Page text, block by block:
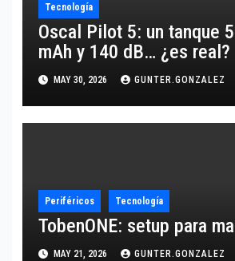
Tecnología
Oscal Pilot 5: un tanque
mAh y 140 dB… ¿es real?
MAY 30, 2026 GUNTER.GONZALEZ
Periféricos Tecnología
TobenONE: setup para
MAY 21, 2026 GUNTER.GONZALEZ